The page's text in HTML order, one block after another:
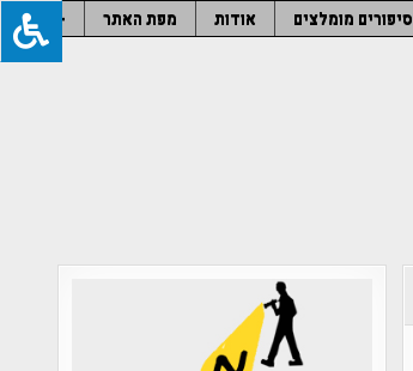
סיפורים מומלצים אודות מפת האתר –